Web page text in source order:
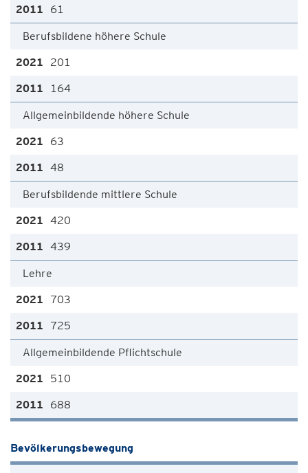
61
Berufsbildene höhere Schule
201
164
Allgemeinbildende höhere Schule
63
48
Berufsbildende mittlere Schule
420
439
Lehre
703
725
Allgemeinbildende Pflichtschule
510
688
Bevölkerungsbewegung